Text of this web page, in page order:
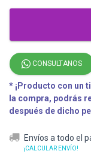
CONSULTANOS
* ¡Producto con un
la compra, podrás
después de dicho
Envíos a todo el
¡CALCULAR ENVÍO!